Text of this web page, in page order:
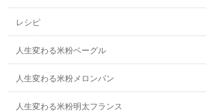
レシピ
人生変わる米粉ベーグル
人生変わる米粉メロンパン
人生変わる米粉明太フランス